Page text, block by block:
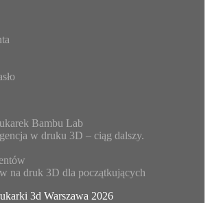
Bambu Lab
w druku 3D – ciąg dalszy.
na druk 3D dla początkujących
3d Warszawa 2026